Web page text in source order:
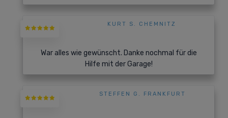
KURT S. CHEMNITZ
War alles wie gewünscht. Danke nochmal für die
Hilfe mit der Garage!
STEFFEN G. FRANKFURT